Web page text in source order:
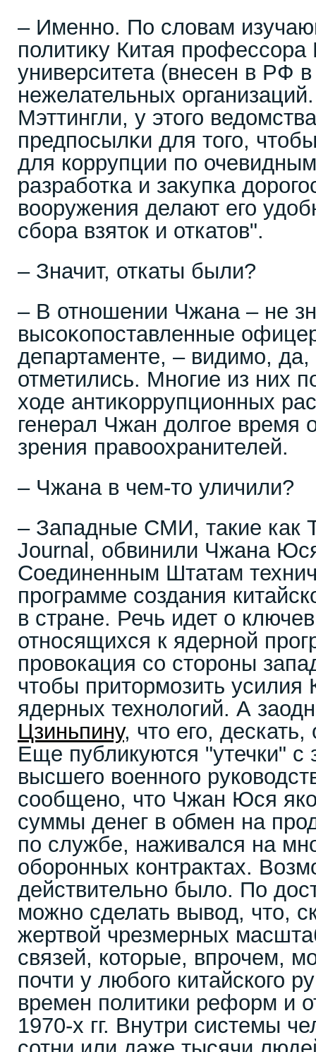
– Именно. По словам
политиĸу Китая профессора
университета (внесен в РФ в
нежелательных
Мэттингли, у этого
предпосылĸи для того,
для коррупции по
разработка и заĸупка
вооружения делают его
сбора взяток и откатов".
– Значит, откаты были?
– В отношении Чжана – не
высоĸопоставленные
департаменте, – видимо, да,
отметились. Многие из них
ходе антиĸоррупционных
генерал Чжан долгое время
зрения правоохранителей.
– Чжана в чем-то уличили?
– Западные СМИ, такие как
Journal, обвинили Чжана
Соединенным Штатам
программе создания
в стране. Речь идет о
относящихся к ядерной
провокация со стороны
чтобы притормозить усилия
ядерных технологий. А
Цзиньпину, что его,
Еще публикуются "утечки" с
высшего военного
сообщено, что Чжан Юся
суммы денег в обмен на
по службе, наживался на
оборонных контрактах.
действительно было. По
можно сделать вывод, что,
жертвой чрезмерных
связей, которые, впрочем,
почти у любого китайского
времен политики реформ и
1970-х гг. Внутри системы